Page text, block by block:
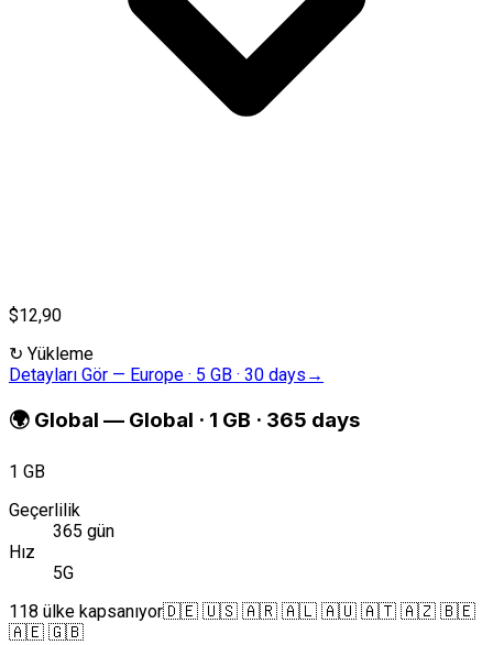
$12,90
↻ Yükleme
Detayları Gör — Europe · 5 GB · 30 days →
🌍 Global — Global · 1 GB · 365 days
1 GB
Geçerlilik
365 gün
Hız
5G
118 ülke kapsanıyor🇩🇪 🇺🇸 🇦🇷 🇦🇱 🇦🇺 🇦🇹 🇦🇿 🇧🇪
🇦🇪 🇬🇧